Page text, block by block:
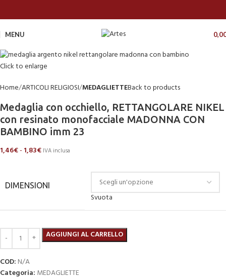
MENU
Click to enlarge
Home ARTICOLI RELIGIOSI MEDAGLIETTEBack to products
Medaglia con occhiello, RETTANGOLARE NIKEL
con resinato monofacciale MADONNA CON
BAMBINO imm 23
1,46€- 1,83€ IVA inclusa
DIMENSIONI
Svuota
AGGIUNGI AL CARRELLO
COD: N/A
Categoria: MEDAGLIETTE